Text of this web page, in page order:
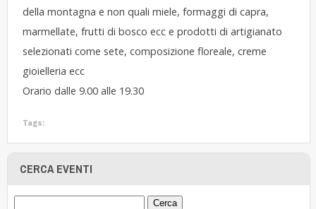
della montagna e non quali miele, formaggi di capra,
marmellate, frutti di bosco ecc e prodotti di artigianato
selezionati come sete, composizione floreale, creme
gioielleria ecc
Orario dalle 9.00 alle 19.30
Tags:
CERCA EVENTI